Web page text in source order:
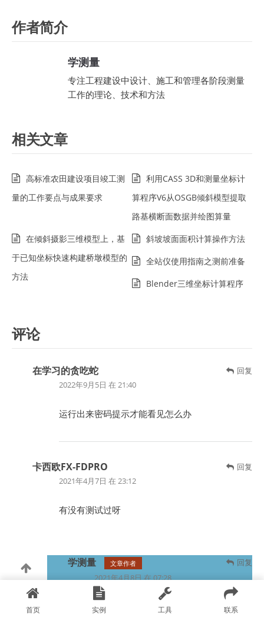
作者简介
学测量
专注工程建设中设计、施工和管理各阶段测量
工作的理论、技术和方法
相关文章
高标准农田建设项目竣工测
量的工作要点与成果要求
利用CASS 3D和测量坐标计
算程序V6从OSGB倾斜模型提取
路基横断面数据并绘图算量
在倾斜摄影三维模型上，基
于已知坐标快速构建桥墩模型的
方法
斜坡坡面面积计算操作方法
全站仪使用指南之测前准备
Blender三维坐标计算程序
评论
回复
在学习的贪吃蛇
2022年9月5日 在 21:40
运行出来密码提示才能看见怎么办
回复
卡西欧FX-FDPRO
2021年4月7日 在 23:12
有没有测试过呀
回复
学测量 文章作者
2021年4月8日 在 07:28
已测试
首页 实例 工具 联系